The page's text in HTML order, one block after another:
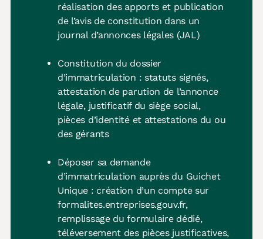
réalisation des apports et publication
de l’avis de constitution dans un
journal d’annonces légales (JAL)
Constitution du dossier
d’immatriculation : statuts signés,
attestation de parution de l’annonce
légale, justificatif du siège social,
pièces d’identité et attestations du ou
des gérants
Déposer sa demande
d’immatriculation auprès du Guichet
Unique : création d’un compte sur
formalites.entreprises.gouv.fr,
remplissage du formulaire dédié,
téléversement des pièces justificatives,